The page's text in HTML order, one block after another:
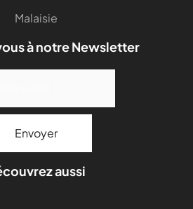
Malaisie
à notre Newsletter
aussi